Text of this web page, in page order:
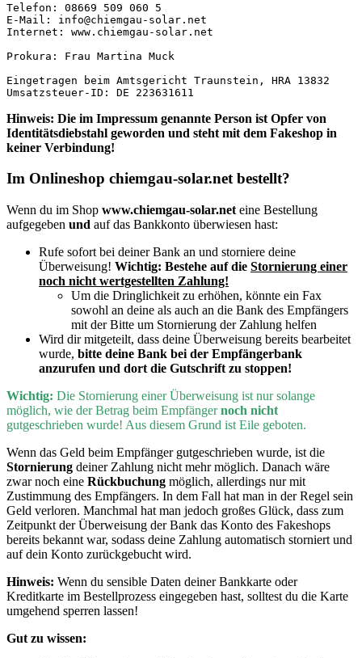
Telefon: 08669 509 060 5
E-Mail: info@chiemgau-solar.net
Internet: www.chiemgau-solar.net
Prokura: Frau Martina Muck
Eingetragen beim Amtsgericht Traunstein, HRA 13832
Umsatzsteuer-ID: DE 223631611
Hinweis: Die im Impressum genannte Person ist Opfer von
Identitätsdiebstahl geworden und steht mit dem Fakeshop in
keiner Verbindung!
Im Onlineshop chiemgau-solar.net bestellt?
Wenn du im Shop www.chiemgau-solar.net eine Bestellung
aufgegeben und auf das Bankkonto überwiesen hast:
Rufe sofort bei deiner Bank an und storniere deine
Überweisung! Wichtig: Bestehe auf die Stornierung einer
noch nicht wertgestellten Zahlung!
Um die Dringlichkeit zu erhöhen, könnte ein Fax
sowohl an deine als auch an die Bank des Empfängers
mit der Bitte um Stornierung der Zahlung helfen
Wird dir mitgeteilt, dass deine Überweisung bereits bearbeitet
wurde, bitte deine Bank bei der Empfängerbank
anzurufen und dort die Gutschrift zu stoppen!
Wichtig: Die Stornierung einer Überweisung ist nur solange
möglich, wie der Betrag beim Empfängernoch nicht
gutgeschrieben wurde! Aus diesem Grund ist Eile geboten.
Wenn das Geld beim Empfänger gutgeschrieben wurde, ist die
Stornierung deiner Zahlung nicht mehr möglich. Danach wäre
zwar noch eine Rückbuchung möglich, allerdings nur mit
Zustimmung des Empfängers. In dem Fall hat man in der Regel sein
Geld verloren. Manchmal hat man jedoch großes Glück, dass zum
Zeitpunkt der Überweisung der Bank das Konto des Fakeshops
bereits bekannt war, sodass deine Zahlung automatisch storniert und
auf dein Konto zurückgebucht wird.
Hinweis: Wenn du sensible Daten deiner Bankkarte oder
Kreditkarte im Bestellprozess eingegeben hast, solltest du die Karte
umgehend sperren lassen!
Gut zu wissen: